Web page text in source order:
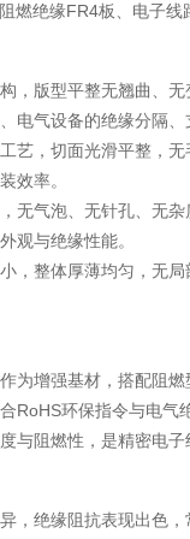
燃绝缘FR4板、电子
，版型平整无翘曲、
电气设备的绝缘分隔、
艺，切面光滑平整，
效率。
无气泡、无针孔、无
观与绝缘性能。
，整体厚薄均匀，无
为增强基材，搭配阻
RoHS环保指令与电
与阻燃性，是精密电子
，绝缘阻抗表现出色